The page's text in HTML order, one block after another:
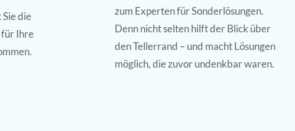
die
für Ihre
zum Experten für Sonderlösungen.
Denn nicht selten hilft der Blick über
den Tellerrand – und macht Lösungen
möglich, die zuvor undenkbar waren.